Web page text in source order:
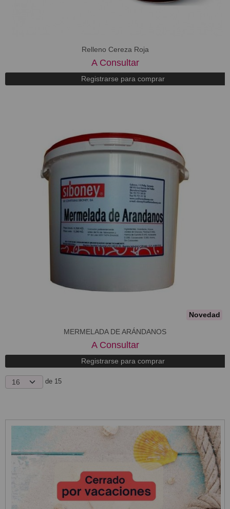
Relleno Cereza Roja
A Consultar
Registrarse para comprar
Novedad
MERMELADA DE ARÁNDANOS
A Consultar
Registrarse para comprar
de 15